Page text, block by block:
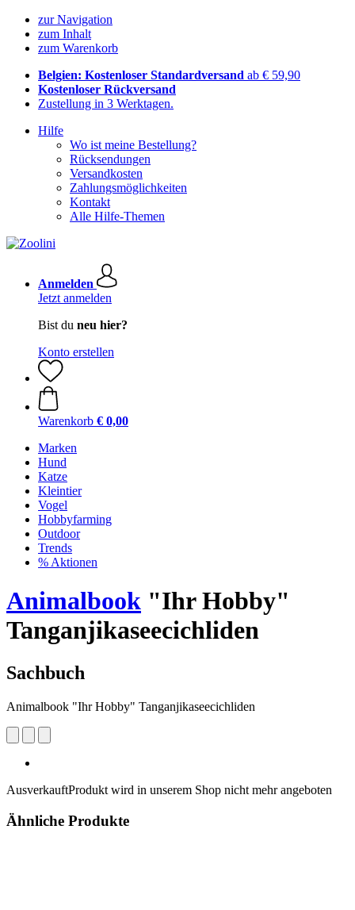
zur Navigation
zum Inhalt
zum Warenkorb
Belgien: Kostenloser Standardversand ab € 59,90
Kostenloser Rückversand
Zustellung in 3 Werktagen.
Hilfe
Wo ist meine Bestellung?
Rücksendungen
Versandkosten
Zahlungsmöglichkeiten
Kontakt
Alle Hilfe-Themen
Anmelden
Jetzt anmelden
Bist du neu hier?
Konto erstellen
Warenkorb € 0,00
Marken
Hund
Katze
Kleintier
Vogel
Hobbyfarming
Outdoor
Trends
% Aktionen
Animalbook "Ihr Hobby"
Tanganjikaseecichliden
Sachbuch
Animalbook "Ihr Hobby" Tanganjikaseecichliden
AusverkauftProdukt wird in unserem Shop nicht mehr angeboten
Ähnliche Produkte